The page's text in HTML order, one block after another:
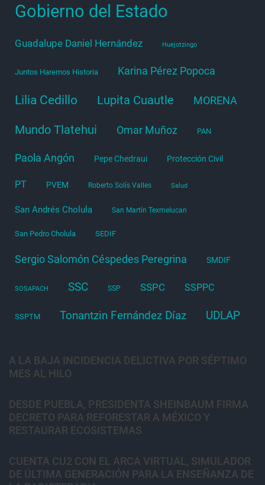
Gobierno del Estado
Guadalupe Daniel Hernández Huejotzingo
Juntos Haremos Historia Karina Pérez Popoca
Lilia Cedillo Lupita Cuautle MORENA
Mundo Tlatehui Omar Muñoz PAN
Paola Angón Pepe Chedraui Protección Civil
PT PVEM Roberto Solís Valles Salud
San Andrés Cholula San Martín Texmelucan
San Pedro Cholula SEDIF
Sergio Salomón Céspedes Peregrina SMDIF
SOSAPACH SSC SSP SSPC SSPPC
SSPTM Tonantzin Fernández Díaz UDLAP
A LA BAJA INCIDENCIA DELICTIVA POR SÉPTIMO
MES AL HILO
DESDE PUEBLA, PRESIDENTA SHEINBAUM FIRMA
DECRETO PARA REFORESTAR A MÉXICO Y
RESTAURAR ECOSISTEMAS
CUENTA CU2 CON EL ARCA VIRTUAL, SIMULADOR
DE ÚLTIMA GENERACIÓN PARA LA ENSEÑANZA DE